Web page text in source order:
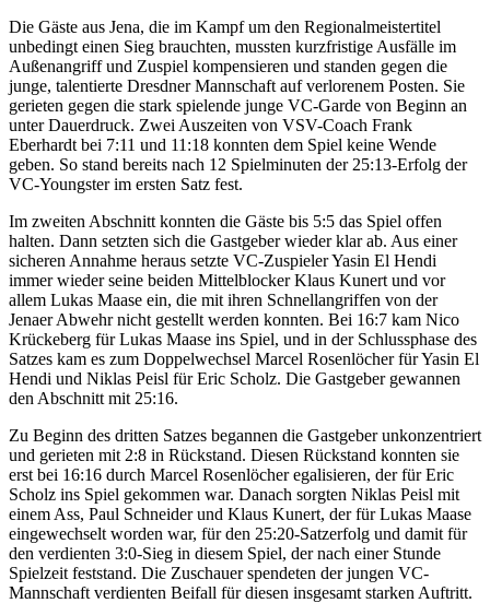
Die Gäste aus Jena, die im Kampf um den Regionalmeistertitel
unbedingt einen Sieg brauchten, mussten kurzfristige Ausfälle im
Außenangriff und Zuspiel kompensieren und standen gegen die
junge, talentierte Dresdner Mannschaft auf verlorenem Posten. Sie
gerieten gegen die stark spielende junge VC-Garde von Beginn an
unter Dauerdruck. Zwei Auszeiten von VSV-Coach Frank
Eberhardt bei 7:11 und 11:18 konnten dem Spiel keine Wende
geben. So stand bereits nach 12 Spielminuten der 25:13-Erfolg der
VC-Youngster im ersten Satz fest.
Im zweiten Abschnitt konnten die Gäste bis 5:5 das Spiel offen
halten. Dann setzten sich die Gastgeber wieder klar ab. Aus einer
sicheren Annahme heraus setzte VC-Zuspieler Yasin El Hendi
immer wieder seine beiden Mittelblocker Klaus Kunert und vor
allem Lukas Maase ein, die mit ihren Schnellangriffen von der
Jenaer Abwehr nicht gestellt werden konnten. Bei 16:7 kam Nico
Krückeberg für Lukas Maase ins Spiel, und in der Schlussphase des
Satzes kam es zum Doppelwechsel Marcel Rosenlöcher für Yasin El
Hendi und Niklas Peisl für Eric Scholz. Die Gastgeber gewannen
den Abschnitt mit 25:16.
Zu Beginn des dritten Satzes begannen die Gastgeber unkonzentriert
und gerieten mit 2:8 in Rückstand. Diesen Rückstand konnten sie
erst bei 16:16 durch Marcel Rosenlöcher egalisieren, der für Eric
Scholz ins Spiel gekommen war. Danach sorgten Niklas Peisl mit
einem Ass, Paul Schneider und Klaus Kunert, der für Lukas Maase
eingewechselt worden war, für den 25:20-Satzerfolg und damit für
den verdienten 3:0-Sieg in diesem Spiel, der nach einer Stunde
Spielzeit feststand. Die Zuschauer spendeten der jungen VC-
Mannschaft verdienten Beifall für diesen insgesamt starken Auftritt.